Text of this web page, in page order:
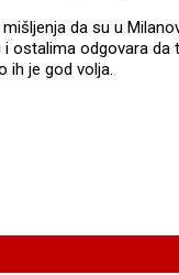
da su u
ostalima odgovara da
ih je god volja.